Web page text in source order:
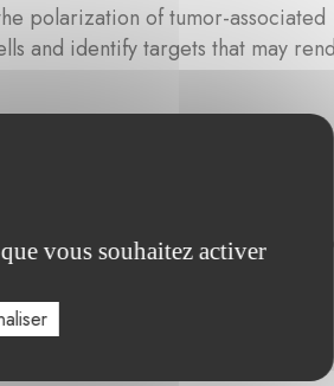
polarization of tumor-associated
and identify targets that may
hypothesis that locally increased
cell escape and
vous souhaitez activer